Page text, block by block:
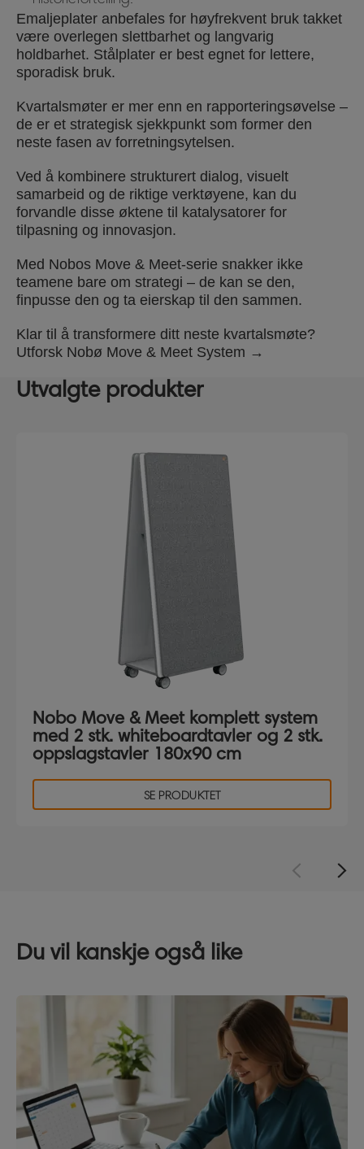
Emaljeplater anbefales for høyfrekvent bruk takket
være overlegen slettbarhet og langvarig
holdbarhet. Stålplater er best egnet for lettere,
sporadisk bruk.
Kvartalsmøter er mer enn en rapporteringsøvelse –
de er et strategisk sjekkpunkt som former den
neste fasen av forretningsytelsen.
Ved å kombinere strukturert dialog, visuelt
samarbeid og de riktige verktøyene, kan du
forvandle disse øktene til katalysatorer for
tilpasning og innovasjon.
Med Nobos Move & Meet-serie snakker ikke
teamene bare om strategi – de kan se den,
finpusse den og ta eierskap til den sammen.
Klar til å transformere ditt neste kvartalsmøte?
Utforsk Nobø Move & Meet System →
Utvalgte produkter
Nobo Move & Meet komplett system
med 2 stk. whiteboardtavler og 2 stk.
oppslagstavler 180x90 cm
SE PRODUKTET
Du vil kanskje også like